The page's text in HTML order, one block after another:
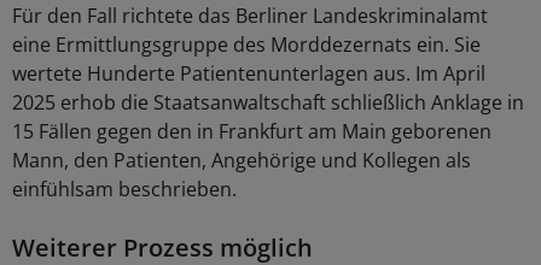
Für den Fall richtete das Berliner Landeskriminalamt
eine Ermittlungsgruppe des Morddezernats ein. Sie
wertete Hunderte Patientenunterlagen aus. Im April
2025 erhob die Staatsanwaltschaft schließlich Anklage in
15 Fällen gegen den in Frankfurt am Main geborenen
Mann, den Patienten, Angehörige und Kollegen als
einfühlsam beschrieben.
Weiterer Prozess möglich